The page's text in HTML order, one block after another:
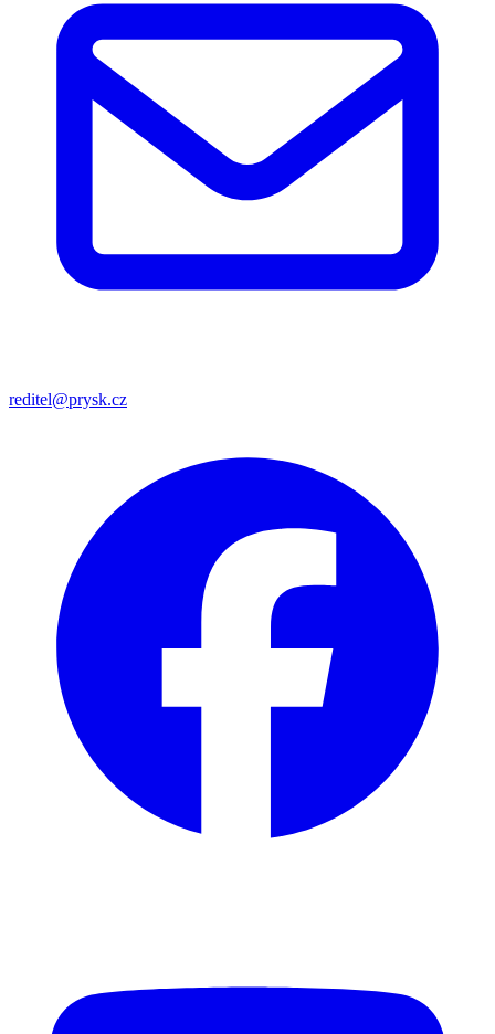
reditel@prysk.cz